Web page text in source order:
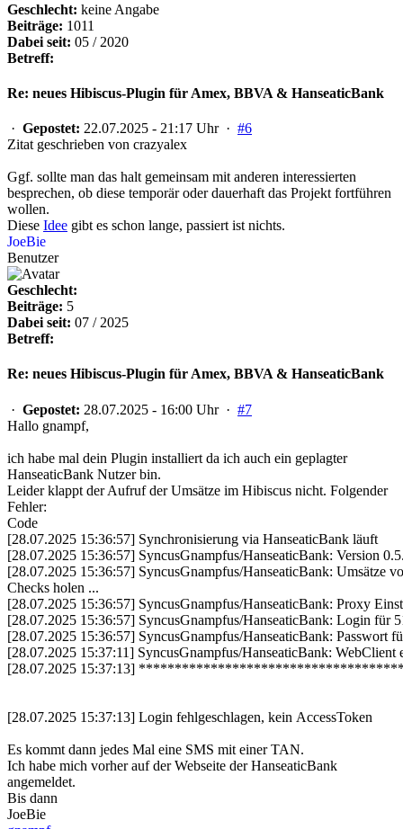
Geschlecht: keine Angabe
Beiträge: 1011
Dabei seit: 05 / 2020
Betreff:
Re: neues Hibiscus-Plugin für Amex, BBVA & HanseaticBank
· Gepostet: 22.07.2025 - 21:17 Uhr · #6
Zitat geschrieben von crazyalex
Ggf. sollte man das halt gemeinsam mit anderen interessierten
besprechen, ob diese temporär oder dauerhaft das Projekt fortführen
wollen.
Diese Idee gibt es schon lange, passiert ist nichts.
JoeBie
Benutzer
Geschlecht:
Beiträge: 5
Dabei seit: 07 / 2025
Betreff:
Re: neues Hibiscus-Plugin für Amex, BBVA & HanseaticBank
· Gepostet: 28.07.2025 - 16:00 Uhr · #7
Hallo gnampf,
ich habe mal dein Plugin installiert da ich auch ein geplagter
HanseaticBank Nutzer bin.
Leider klappt der Aufruf der Umsätze im Hibiscus nicht. Folgender
Fehler:
Code
[28.07.2025 15:36:57] Synchronisierung via HanseaticBank läuft
[28.07.2025 15:36:57] SyncusGnampfus/HanseaticBank: Version
[28.07.2025 15:36:57] SyncusGnampfus/HanseaticBank: Umsätze
Checks holen ...
[28.07.2025 15:36:57] SyncusGnampfus/HanseaticBank: Proxy
[28.07.2025 15:36:57] SyncusGnampfus/HanseaticBank: Login für
[28.07.2025 15:36:57] SyncusGnampfus/HanseaticBank: Passwort
[28.07.2025 15:37:11] SyncusGnampfus/HanseaticBank: WebClient
[28.07.2025 15:37:13]
[28.07.2025 15:37:13] Login fehlgeschlagen, kein AccessToken
Es kommt dann jedes Mal eine SMS mit einer TAN.
Ich habe mich vorher auf der Webseite der HanseaticBank
angemeldet.
Bis dann
JoeBie